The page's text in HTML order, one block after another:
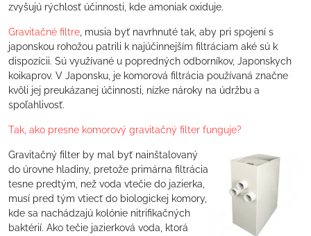
zvyšujú rýchlosť účinnosti, kde amoniak oxiduje.
Gravitačné filtre , musia byť navrhnuté tak, aby pri spojení s
japonskou rohožou patrili k najúčinnejším filtráciam aké sú k
dispozícii. Sú využívané u popredných odborníkov, Japonskych
koikaprov. V Japonsku, je komorová filtrácia používaná značne
kvôli jej preukázanej účinnosti, nízke nároky na údržbu a
spoľahlivosť.
Tak, ako presne komorový gravitačný filter funguje?
Gravitačný filter by mal byť nainštalovaný
do úrovne hladiny, pretože primárna filtrácia
tesne predtým, než voda vtečie do jazierka,
musí pred tým vtiecť do biologickej komory,
kde sa nachádzajú kolónie nitrifikačných
baktérií. Ako tečie jazierková voda, ktorá